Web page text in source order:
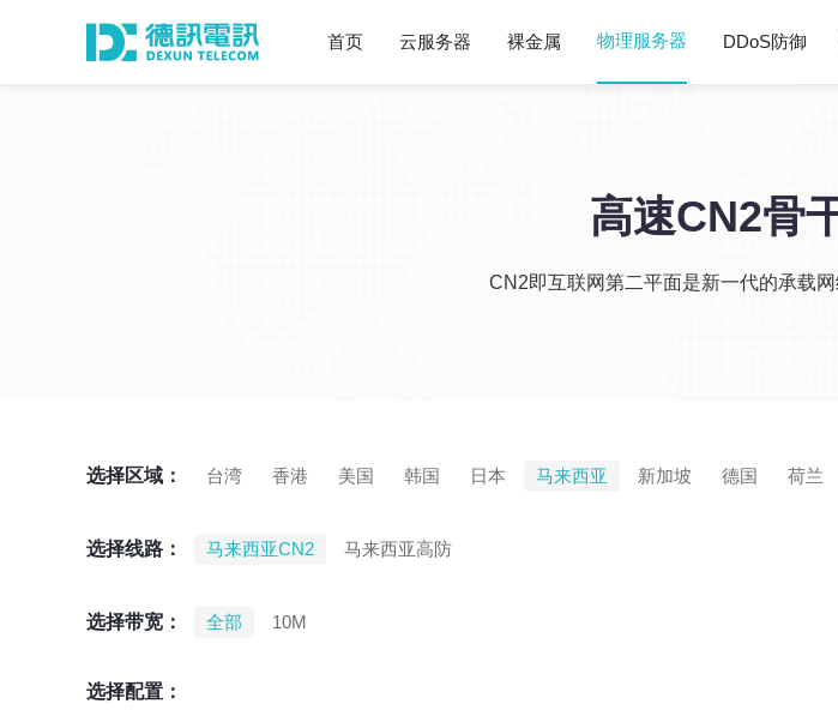
首页 云服务器 裸金属 物理服务器 DDoS防御
高速CN2骨
CN2即互联网第二平面是新一代的承载
选择区域： 台湾 香港 美国 韩国 日本 马来西亚 新加坡 德国 荷兰
选择线路： 马来西亚CN2 马来西亚高防
选择带宽： 全部 10M
选择配置：